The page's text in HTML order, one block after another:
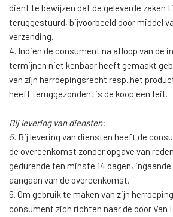
dient te bewijzen dat de geleverde zaken
teruggestuurd, bijvoorbeeld door middel
verzending.
4. Indien de consument na afloop van de
termijnen niet kenbaar heeft gemaakt
van zijn herroepingsrecht resp. het
heeft teruggezonden, is de koop een feit.
Bij levering van diensten:
5. Bij levering van diensten heeft de
de overeenkomst zonder opgave van
gedurende ten minste 14 dagen, ingaande
aangaan van de overeenkomst.
6. Om gebruik te maken van zijn
consument zich richten naar de door Van